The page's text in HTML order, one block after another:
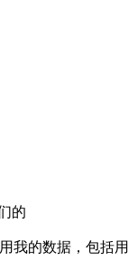
的
我的数据，包括用